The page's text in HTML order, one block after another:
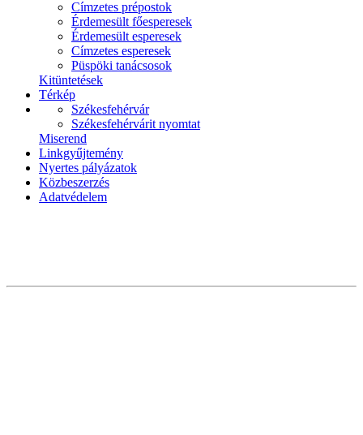
Címzetes prépostok
Érdemesült főesperesek
Érdemesült esperesek
Címzetes esperesek
Püspöki tanácsosok
Kitüntetések
Térkép
Székesfehérvár
Székesfehérvárit nyomtat
Miserend
Linkgyűjtemény
Nyertes pályázatok
Közbeszerzés
Adatvédelem